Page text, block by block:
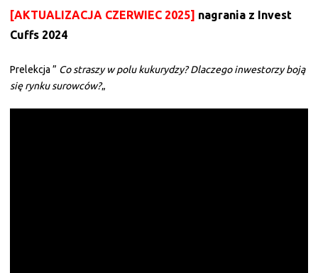
[AKTUALIZACJA CZERWIEC 2025] nagrania z Invest
Cuffs 2024
Prelekcja ” Co straszy w polu kukurydzy? Dlaczego inwestorzy boją
się rynku surowców?„